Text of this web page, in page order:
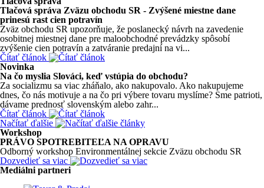
Tlačová správa Zväzu obchodu SR - Zvýšené miestne dane
prinesú rast cien potravín
Zväz obchodu SR upozorňuje, že poslanecký návrh na zavedenie
osobitnej miestnej dane pre maloobchodné prevádzky spôsobí
zvýšenie cien potravín a zatváranie predajní na vi...
Čítať článok
Novinka
Na čo myslia Slováci, keď vstúpia do obchodu?
Za socializmu sa viac zháňalo, ako nakupovalo. Ako nakupujeme
dnes, čo nás motivuje a na čo pri výbere tovaru myslíme? Sme patrioti,
dávame prednosť slovenským alebo zahr...
Čítať článok
Načítať ďalšie
Workshop
PRÁVO SPOTREBITEĽA NA OPRAVU
Odborný workshop Environmentálnej sekcie Zväzu obchodu SR
Dozvedieť sa viac
Mediálni partneri